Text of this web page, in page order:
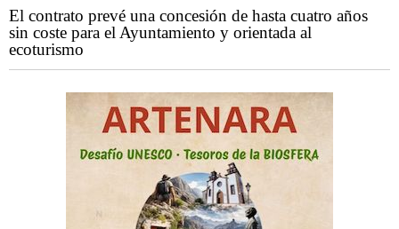
El contrato prevé una concesión de hasta cuatro años
sin coste para el Ayuntamiento y orientada al
ecoturismo